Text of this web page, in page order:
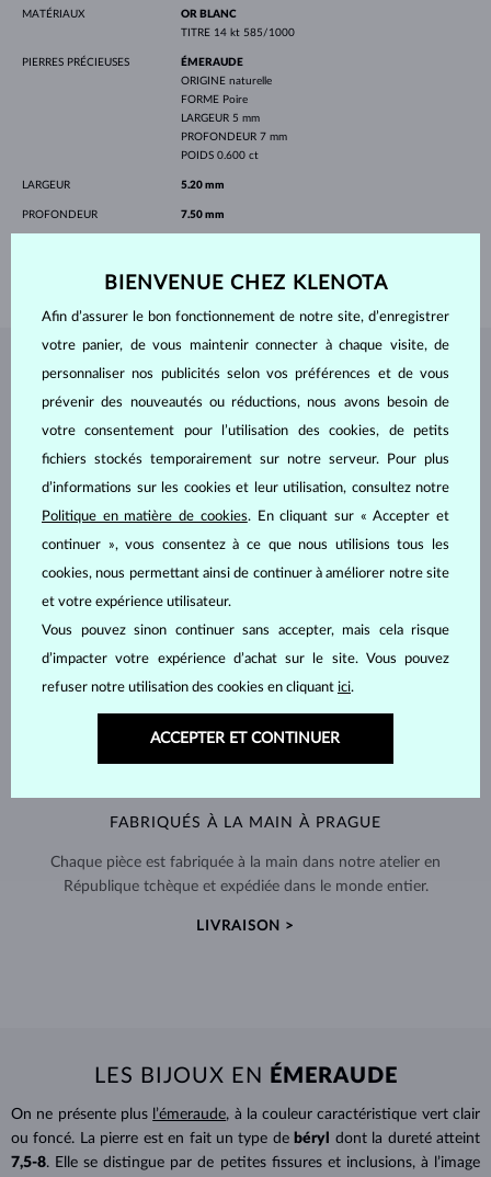
MATÉRIAUX
OR BLANC
TITRE 14 kt 585/1000
PIERRES PRÉCIEUSES
ÉMERAUDE
ORIGINE naturelle
FORME Poire
LARGEUR 5 mm
PROFONDEUR 7 mm
POIDS 0.600 ct
LARGEUR 5.20 mm
PROFONDEUR 7.50 mm
2.20 g
BIJOUX DEL'ATELIER KLENOTA
FABRIQUÉS À LA MAIN À PRAGUE
Chaque pièce est fabriquée à la main dans notre atelier en
République tchèque et expédiée dans le monde entier.
LIVRAISON >
LES BIJOUX EN ÉMERAUDE
On ne présente plus l’émeraude, à la couleur caractéristique vert clair
ou foncé. La pierre est en fait un type de béryl
dont la dureté atteint
7,5-8. Elle se distingue par de petites fissures et inclusions, à l’image
BIENVENUE CHEZ KLENOTA
Afin d’assurer le bon fonctionnement de notre site, d’enregistrer
votre panier, de vous maintenir connecter à chaque visite, de
personnaliser nos publicités selon vos préférences et de vous
prévenir des nouveautés ou réductions, nous avons besoin de
votre consentement pour l’utilisation des cookies, de petits
fichiers stockés temporairement sur notre serveur. Pour plus
d’informations sur les cookies et leur utilisation, consultez notre
Politique en matière de cookies. En cliquant sur « Accepter et
continuer », vous consentez à ce que nous utilisions tous les
cookies, nous permettant ainsi de continuer à améliorer notre site
et votre expérience utilisateur.
Vous pouvez sinon continuer sans accepter, mais cela risque
d’impacter votre expérience d’achat sur le site. Vous pouvez
refuser notre utilisation des cookies en cliquant ici.
ACCEPTER ET CONTINUER